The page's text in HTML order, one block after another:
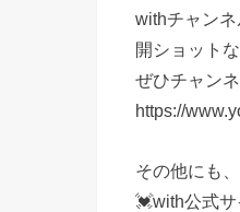
withチャン
開ショット
ぜひチャン
https://
その他にも
💓with公式